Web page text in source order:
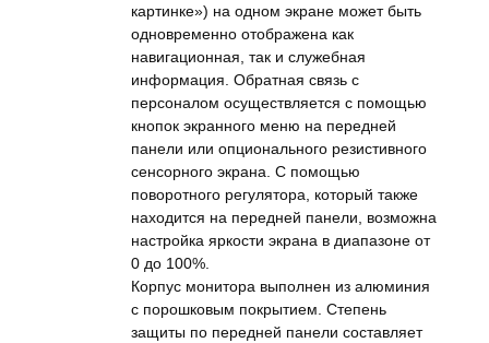
картинке») на одном экране может быть
одновременно отображена как
навигационная, так и служебная
информация. Обратная связь с
персоналом осуществляется с помощью
кнопок экранного меню на передней
панели или опционального резистивного
сенсорного экрана. С помощью
поворотного регулятора, который также
находится на передней панели, возможна
настройка яркости экрана в диапазоне от
0 до 100%.
Корпус монитора выполнен из алюминия
с порошковым покрытием. Степень
защиты по передней панели составляет